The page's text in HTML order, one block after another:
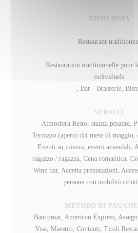
TIPOLOGIA
Restaurant
,
Restauration traditionnelle pour
individuels
, Bar - Brasserie,
SERVIZI
Atmosfera Resto, stanza pesante,
Terrazzo (aperto dal mese di
Eventi su misura, eventi aziendali,
ragazzo / ragazza, Cena romantica,
Wine bar, Accetta prenotazioni,
persone con mobilità
METODO DI
Bancomat, American Express,
Visa, Maestro, Contanti, Titoli